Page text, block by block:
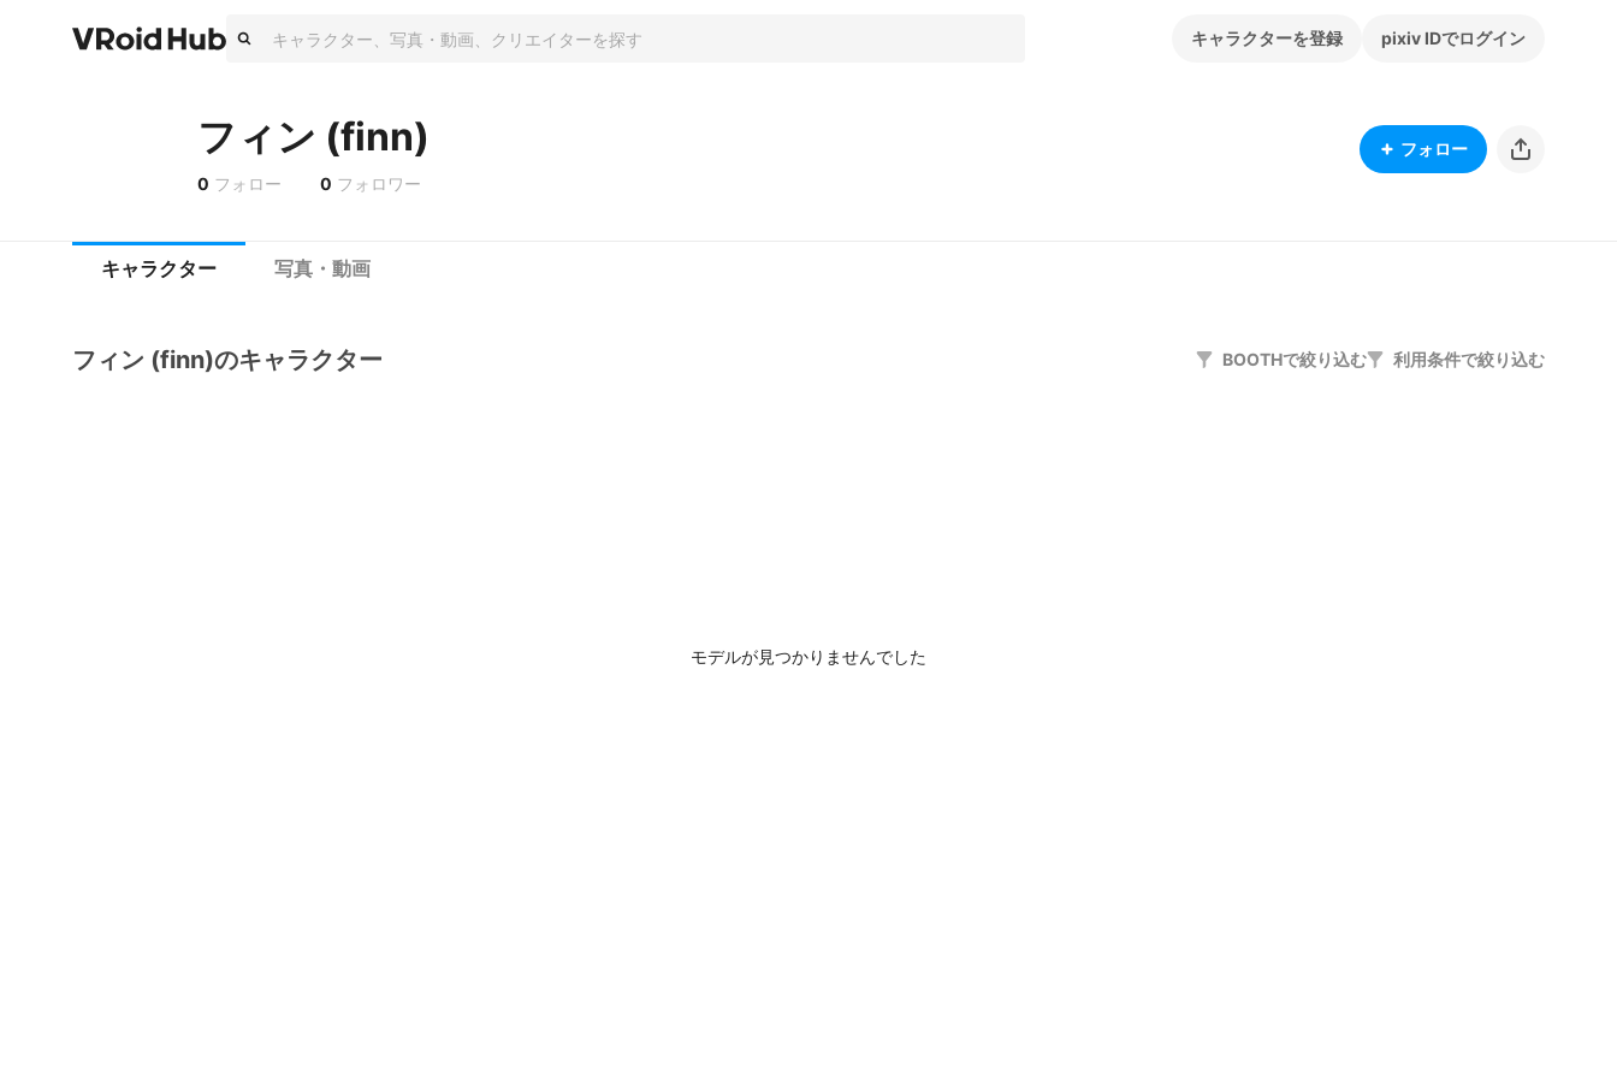
キャラクターを登録 pixiv IDでログイン
フィン (finn)
0 フォロー 0 フォロワー
フォロー
キャラクター 写真・動画
フィン (finn)のキャラクター BOOTHで絞り込む 利用条件で絞り込む
モデルが見つかりませんでした